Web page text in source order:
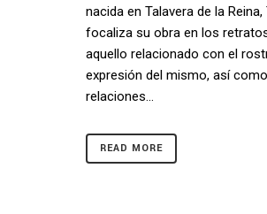
nacida en Talavera de la Reina,
focaliza su obra en los
aquello relacionado con el
expresión del mismo, así
relaciones...
READ MORE